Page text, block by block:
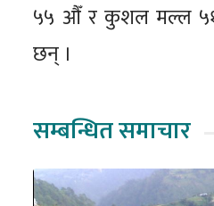
५५ औँ र कुशल मल्ल
छन् ।
सम्बन्धित समाचार